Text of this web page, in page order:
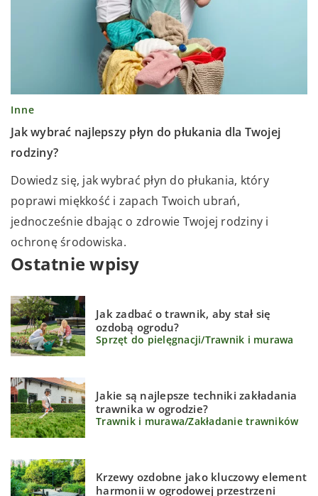
Inne
Jak wybrać najlepszy płyn do płukania dla Twojej
rodziny?
Dowiedz się, jak wybrać płyn do płukania, który
poprawi miękkość i zapach Twoich ubrań,
jednocześnie dbając o zdrowie Twojej rodziny i
ochronę środowiska.
Ostatnie wpisy
Jak zadbać o trawnik, aby stał się
ozdobą ogrodu?
Sprzęt do pielęgnacji/Trawnik i murawa
Jakie są najlepsze techniki zakładania
trawnika w ogrodzie?
Trawnik i murawa/Zakładanie trawników
Krzewy ozdobne jako kluczowy element
harmonii w ogrodowej przestrzeni